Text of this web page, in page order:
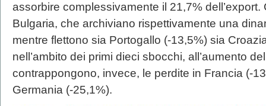
assorbire complessivamente il 21,7%
Bulgaria, che archiviano rispettivamente una
mentre flettono sia Portogallo (-13,5%) sia
nell’ambito dei primi dieci sbocchi, all’aumento
contrappongono, invece, le perdite in Francia (-
Germania (-25,1%).